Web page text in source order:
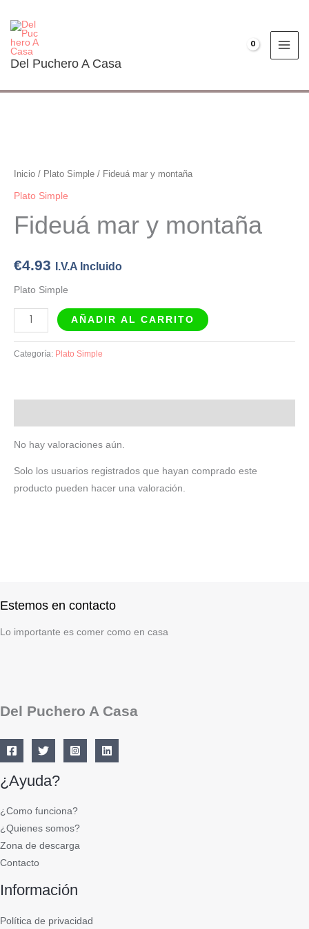
contenido
Del Puchero A Casa
Inicio / Plato Simple / Fideuá mar y montaña
Plato Simple
Fideuá mar y montaña
€4.93 I.V.A Incluido
Plato Simple
y
montaña
AÑADIR AL CARRITO
Categoría: Plato Simple
No hay valoraciones aún.
Solo los usuarios registrados que hayan comprado este
producto pueden hacer una valoración.
Estemos en contacto
Lo importante es comer como en casa
Del Puchero A Casa
¿Ayuda?
¿Como funciona?
¿Quienes somos?
Zona de descarga
Contacto
Información
Política de privacidad